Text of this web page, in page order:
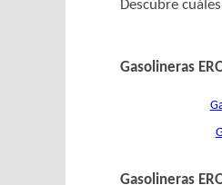
Descubre
Gasolineras
Gasolineras